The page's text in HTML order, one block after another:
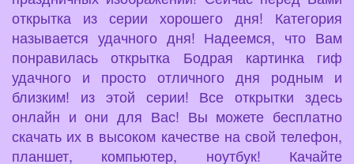
открытка из серии хорошего дня! Категория
называется удачного дня! Надеемся, что Вам
понравилась открытка Бодрая картинка гиф
удачного и просто отличного дня родным и
близким! из этой серии! Все открытки здесь
онлайн и они для Вас! Вы можете бесплатно
скачать их в высоком качестве на свой телефон,
планшет, компьютер, ноутбук! Качайте